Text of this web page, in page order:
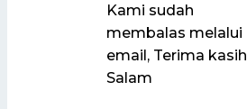
Kami sudah
membalas melalui
email, Terima kasih
Salam